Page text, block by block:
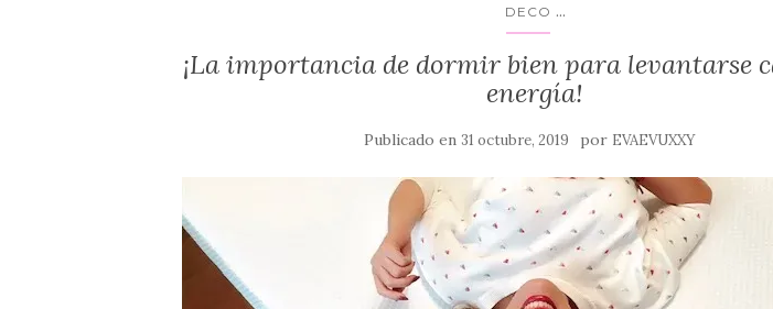
DECO ...
¡La importancia de dormir bien para levantarse
energía!
Publicado en 31 octubre, 2019 por EVAEVUXXY